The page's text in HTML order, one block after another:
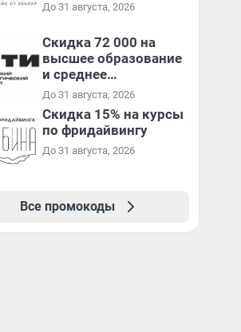
До 31 августа, 2026
Скидка 72 000 на
высшее образование
и среднее
специальное
образование в
первый год обучения
До 31 августа, 2026
Скидка 15% на курсы
по фридайвингу
До 31 августа, 2026
Все промокоды